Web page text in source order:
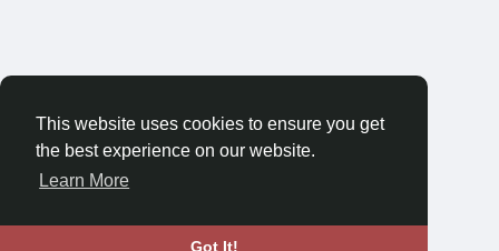
This website uses cookies to ensure you get
the best experience on our website.
Learn More
Got It!